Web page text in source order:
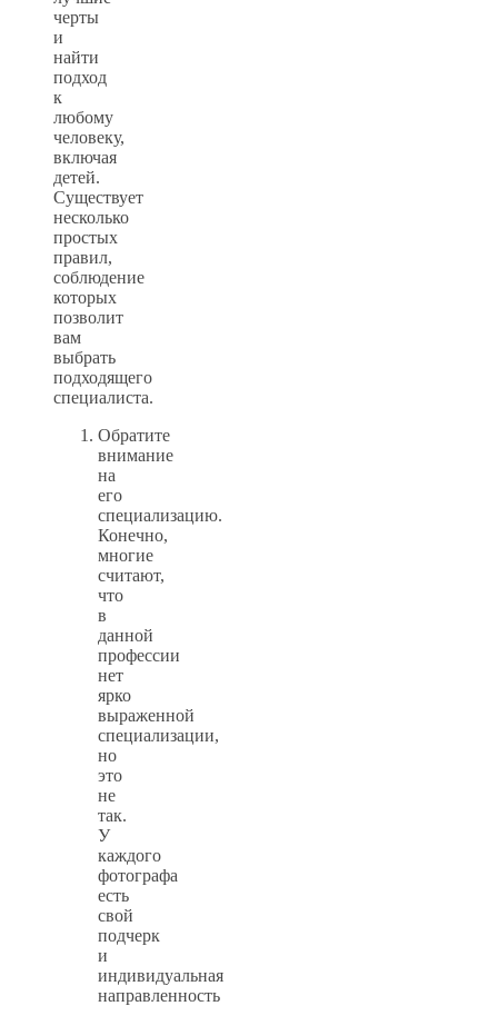
черты
и
найти
подход
к
любому
человеку,
включая
детей.
Существует
несколько
простых
правил,
соблюдение
которых
позволит
вам
выбрать
подходящего
специалиста.
Обратите
внимание
на
его
специализацию.
Конечно,
многие
считают,
что
в
данной
профессии
нет
ярко
выраженной
специализации,
но
это
не
так.
У
каждого
фотографа
есть
свой
подчерк
и
индивидуальная
направленность